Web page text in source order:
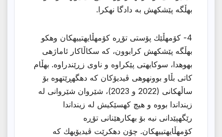
بهڵگه پێشكهش به دادگا نهكرا.
4- كۆمهڵێك پۆستی تۆڕه كۆمهڵایهتییهكان وهكو
بهڵگه پێشكهش كرابوون، كه سكاڵاكار ئاماژهی
بهوهدا، سوكایهتی پێكراوه و ناوی زڕێندراوه. بهڵام
كاتی بڵاو بوونهوهی ڤیدیۆكان كه دهگهڕێتهوه بۆ
ساڵهكانی (2022 و 2023)، شێروان شێروانی له
زینداندا بووه و هیچ كهسێكیش له زینداندا
رێگهپێدانی نیه بۆ بهكارهێنانی تۆڕه
كۆمهڵایهتییهكان. چۆن دهكرێت ڤیدیۆیهك كه